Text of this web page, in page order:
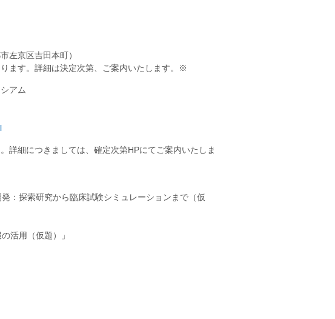
左京区吉田本町）
ます。詳細は決定次第、ご案内いたします。※
アム
詳細につきましては、確定次第HPにてご案内いたしま
：探索研究から臨床試験シミュレーションまで（仮
活用（仮題）」